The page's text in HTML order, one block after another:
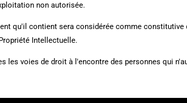
non autorisée.
qu'il contient sera considérée comme
Intellectuelle.
les voies de droit à l'encontre des personnes qui